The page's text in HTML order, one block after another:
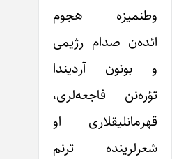
وطنمیزه هجوم
ائده‌ن صدام رژیمی
و بونون آردیندا
تؤره‌نن فاجعه‌لری،
قهرمانلیقلاری او
شعرلرینده ترنم